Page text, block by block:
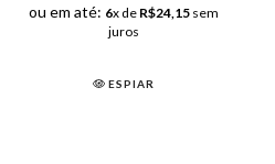
ou em até: 6x de R$24,15 sem
juros
ESPIAR